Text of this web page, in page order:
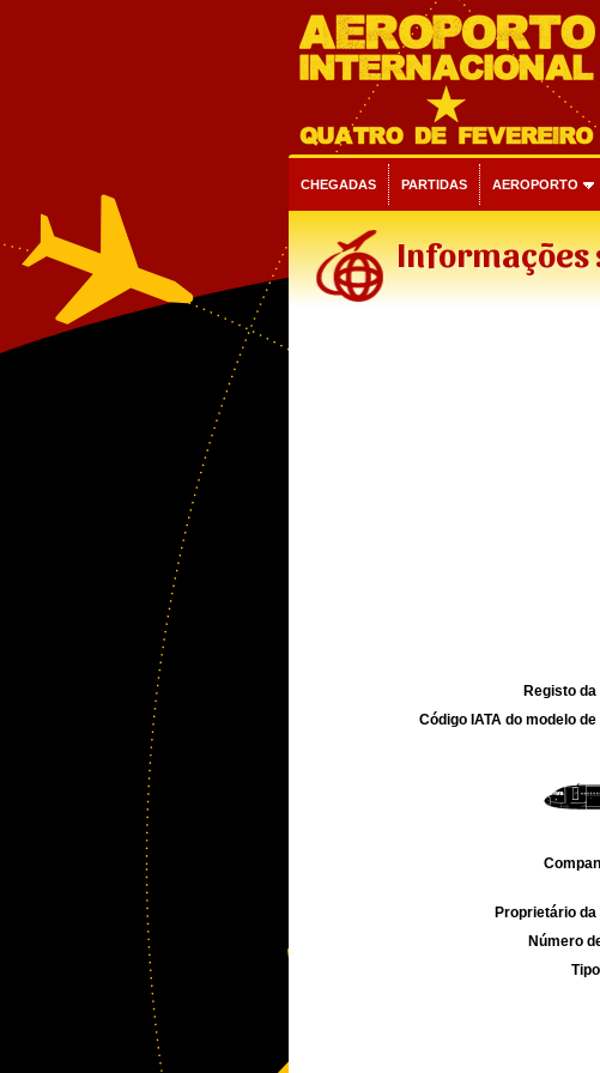
CHEGADAS PARTIDAS AEROPORTO
Informações
Registo
Código IATA do modelo
Proprietário
Número